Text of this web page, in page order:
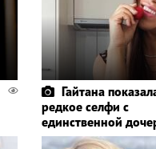
Гайтана
редкое селфи с
единственной